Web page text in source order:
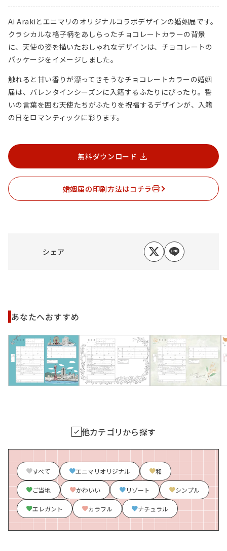
Ai Arakiとエニマリのオリジナルコラボデザインの婚姻届です。
クラシカルな格子柄をあしらったチョコレートカラーの背景
に、天使の姿を描いたおしゃれなデザインは、チョコレートの
パッケージをイメージしました。
触れると甘い香りが漂ってきそうなチョコレートカラーの婚姻
届は、バレンタインシーズンに入籍するふたりにぴったり。誓
いの言葉を囲む天使たちがふたりを祝福するデザインが、入籍
の日をロマンティックに彩ります。
無料ダウンロード
婚姻届の印刷方法はコチラ
シェア
あなたへおすすめ
他カテゴリから探す
すべて エニマリオリジナル 和
ご当地 かわいい リゾート シンプル
エレガント カラフル ナチュラル